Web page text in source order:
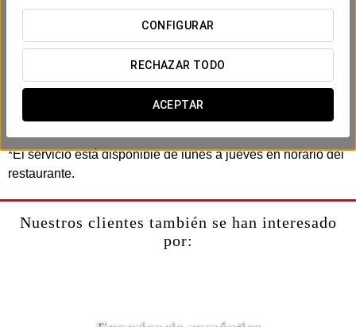
CONFIGURAR
RECHAZAR TODO
ACEPTAR
Disfruta de una maravillosa cena después de un largo día
de trabajo.
Con nuestra Cena Ejecutiva, tendrás la oportunidad de
elegir entre una variedad de exquisitos platos principales y
segundos, acompañados por una refrescante bebida y un
delicioso postre.
*El servicio está disponible de lunes a jueves en horario del
restaurante.
Nuestros clientes también se han interesado
por: